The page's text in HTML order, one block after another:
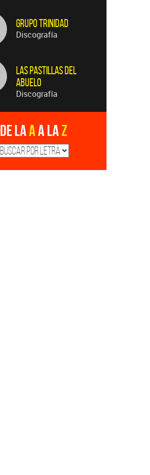
Grupo Trinidad
Discografía
Las Pastillas del
Abuelo
Discografía
De laAa laZ